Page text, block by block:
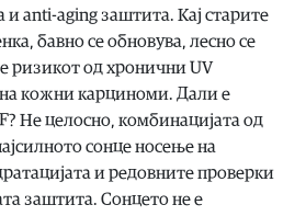
и anti-aging заштита. Кај старите
бавно се обновува, лесно се
ризикот од хронични UV
кожни карциноми. Дали е
Не целосно, комбинацијата од
сонце носење на
и редовните проверки
заштита. Сонцето не е